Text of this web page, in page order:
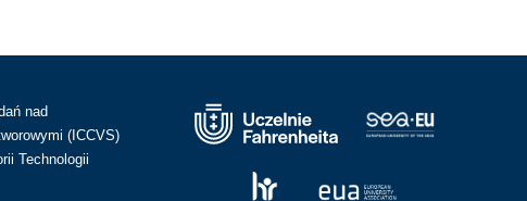
nad
(ICCVS)
Technologii